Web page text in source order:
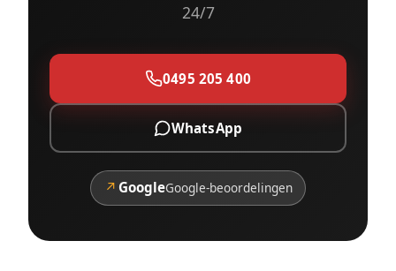
24/7
0495 205 400
WhatsApp
↗ GoogleGoogle-beoordelingen